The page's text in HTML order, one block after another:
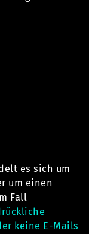
es sich um
um einen
Fall
keine E-Mails